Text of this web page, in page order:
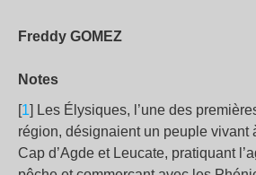
Freddy GOMEZ
Notes
[1] Les Élysiques, l’une des
région, désignaient un peuple vivant
Cap d’Agde et Leucate, pratiquant